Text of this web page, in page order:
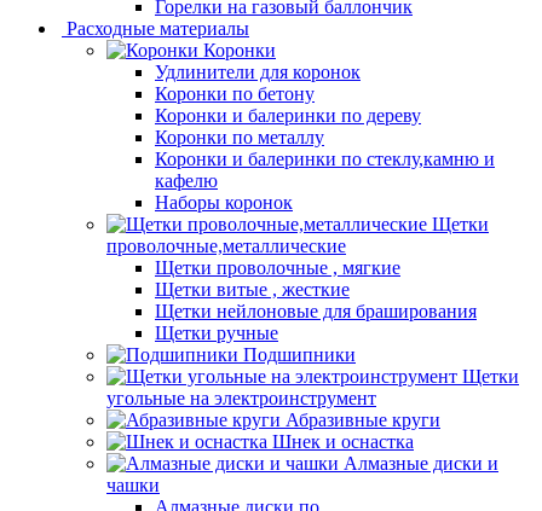
Горелки на газовый баллончик
Расходные материалы
Коронки
Удлинители для коронок
Коронки по бетону
Коронки и балеринки по дереву
Коронки по металлу
Коронки и балеринки по стеклу,камню и
кафелю
Наборы коронок
Щетки
проволочные,металлические
Щетки проволочные , мягкие
Щетки витые , жесткие
Щетки нейлоновые для браширования
Щетки ручные
Подшипники
Щетки
угольные на электроинструмент
Абразивные круги
Шнек и оснастка
Алмазные диски и
чашки
Алмазные диски по